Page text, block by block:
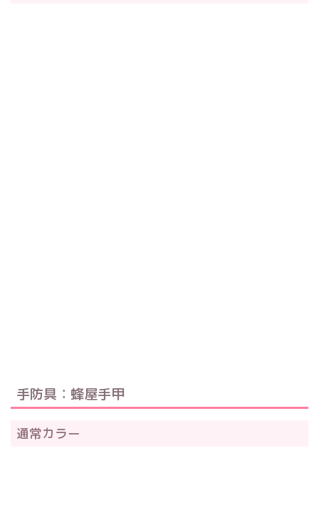
手防具：蜂屋手甲
通常カラー